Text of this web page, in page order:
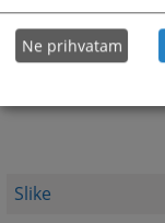
Slike
dates.
Ne prihvatam